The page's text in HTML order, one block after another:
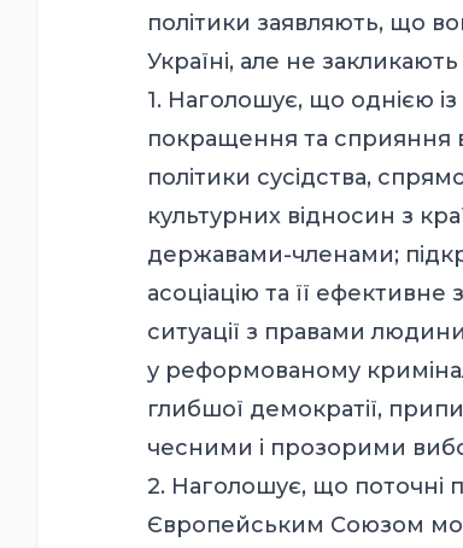
політики заявляють, що
Україні, але не
1. Наголошує, що однією
покращення та сприяння
політики сусідства,
культурних відносин з
державами-членами;
асоціацію та її
ситуації з правами
у реформованому
глибшої демократії,
чесними і прозорими
2. Наголошує, що поточні
Європейським Союзом